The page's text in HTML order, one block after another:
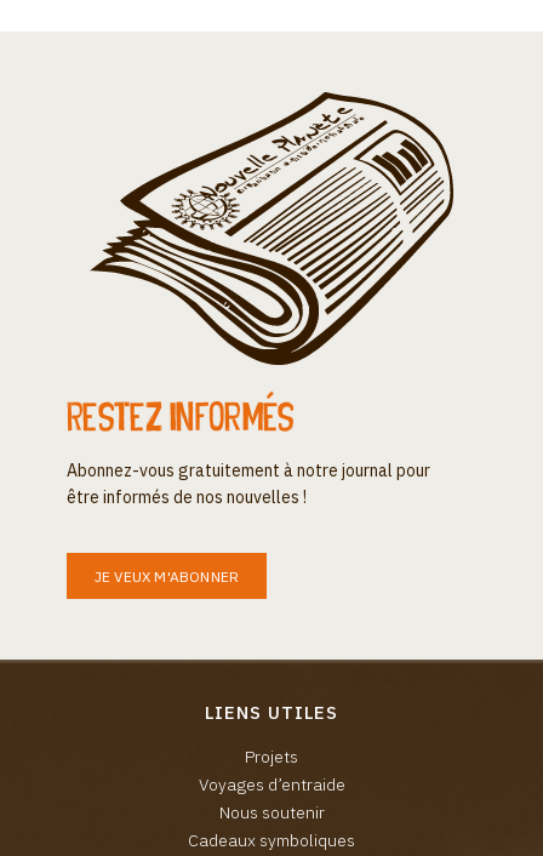
Restez informés
Abonnez-vous gratuitement à notre journal pour
être informés de nos nouvelles !
JE VEUX M'ABONNER
LIENS UTILES
Projets
Voyages d’entraide
Nous soutenir
Cadeaux symboliques